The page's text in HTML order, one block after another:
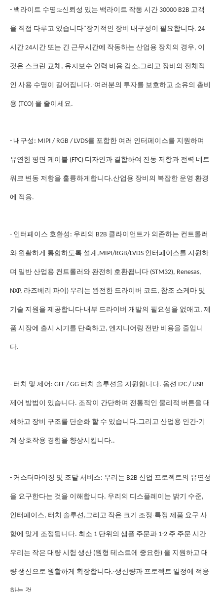
- 백라이트 수명:≥신뢰성 있는 백라이트 작동 시간 30000 B2B 고객
을 직접 다루고 있습니다"장기적인 장비 내구성이 필요합니다. 24
시간 24시간 또는 긴 근무시간에 작동하는 산업용 장치의 경우, 이
것은 스크린 교체, 유지보수 인력 비용 감소,그리고 장비의 전체적
인 사용 수명이 길어집니다.∙여러분의 투자를 보호하고 소유의 총비
용 (TCO) 을 줄이세요.
- 내구성: MIPI / RGB / LVDS를 포함한 여러 인터페이스를 지원하며
유연한 평면 케이블 (FPC) 디자인과 결합하여 진동 저항과 전력 네트
워크 변동 저항을 훌륭하게합니다.산업용 장비의 복잡한 운영 환경
에 적응.
- 인터페이스 호환성: 우리의 B2B 클라이언트가 의존하는 컨트롤러
와 원활하게 통합하도록 설계,MIPI/RGB/LVDS 인터페이스를 지원하
며 일반 산업용 컨트롤러와 완전히 호환됩니다 (STM32), Renesas,
NXP, 라즈베리 파이) 우리는 완전한 드라이버 코드, 참조 스케마 및
기술 지원을 제공합니다∙내부 드라이버 개발의 필요성을 없애고, 제
품 시장에 출시 시기를 단축하고, 엔지니어링 전반 비용을 줄입니
다.
- 터치 및 제어: GFF / GG 터치 솔루션을 지원합니다. 옵션 I2C / USB
제어 방법이 있습니다. 조작이 간단하며 전통적인 물리적 버튼을 대
체하고 장비 구조를 단순화 할 수 있습니다.그리고 산업용 인간-기
계 상호작용 경험을 향상시킵니다..
- 커스터마이징 및 조달 서비스: 우리는 B2B 산업 프로젝트의 유연성
을 요구한다는 것을 이해합니다. 우리의 디스플레이는 밝기 수준,
인터페이스, 터치 솔루션,그리고 작은 크기 조정 ∙특정 제품 요구 사
항에 맞게 조정됩니다. 최소 1 단위의 샘플 주문과 1-2 주 주문 시간
우리는 작은 대량 시험 생산 (원형 테스트에 중요한) 을 지원하고 대
량 생산으로 원활하게 확장합니다.∙생산량과 프로젝트 일정에 적응